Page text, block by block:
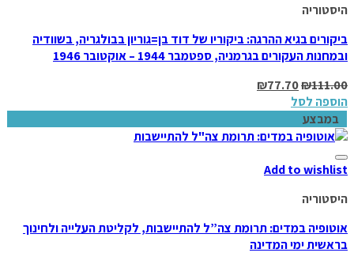
היסטוריה
ביקורים בגיא ההרגה: ביקוריו של דוד בן=גוריון בבולגריה, בשוודיה
ובמחנות העקורים בגרמניה, ספטמבר 1944 – אוקטובר 1946
₪111.00
₪77.70
הוספה לסל
במבצע
Add to wishlist
היסטוריה
אוטופיה במדים: תרומת צה”ל להתיישבות, לקליטת העלייה ולחינוך
בראשית ימי המדינה